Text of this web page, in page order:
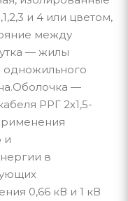
и 4 или цветом,
между
— жилы
—
РРГ 2х1,5-
и
в
0,66 кВ и 1 кВ